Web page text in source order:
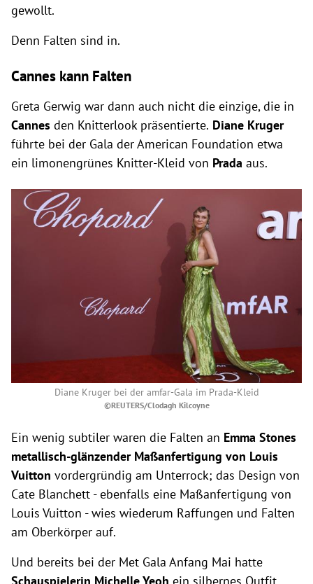
gewollt.
Denn Falten sind in.
Cannes kann Falten
Greta Gerwig war dann auch nicht die einzige, die in
Cannes den Knitterlook präsentierte. Diane Kruger
führte bei der Gala der American Foundation etwa
ein limonengrünes Knitter-Kleid von Prada aus.
Diane Kruger bei der amfar-Gala im Prada-Kleid
©REUTERS/Clodagh Kilcoyne
Ein wenig subtiler waren die Falten an Emma Stones
metallisch-glänzender Maßanfertigung von Louis
Vuitton vordergründig am Unterrock; das Design von
Cate Blanchett - ebenfalls eine Maßanfertigung von
Louis Vuitton - wies wiederum Raffungen und Falten
am Oberkörper auf.
Und bereits bei der Met Gala Anfang Mai hatte